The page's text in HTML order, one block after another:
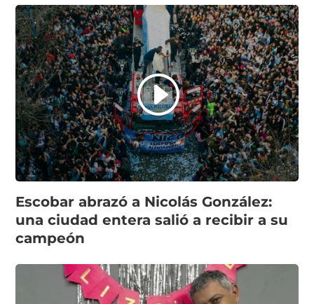
Escobar abrazó a Nicolás González:
una ciudad entera salió a recibir a su
campeón